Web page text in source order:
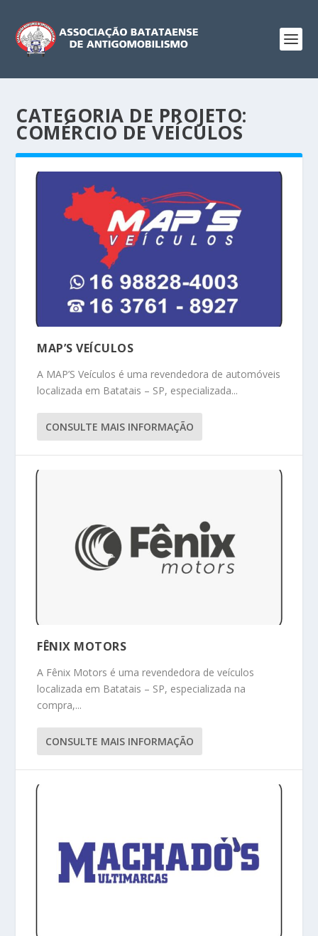
CATEGORIA DE PROJETO:
COMÉRCIO DE VEÍCULOS
MAP’S VEÍCULOS
A MAP’S Veículos é uma revendedora de automóveis
localizada em Batatais – SP, especializada...
CONSULTE MAIS INFORMAÇÃO
FÊNIX MOTORS
A Fênix Motors é uma revendedora de veículos
localizada em Batatais – SP, especializada na
compra,...
CONSULTE MAIS INFORMAÇÃO